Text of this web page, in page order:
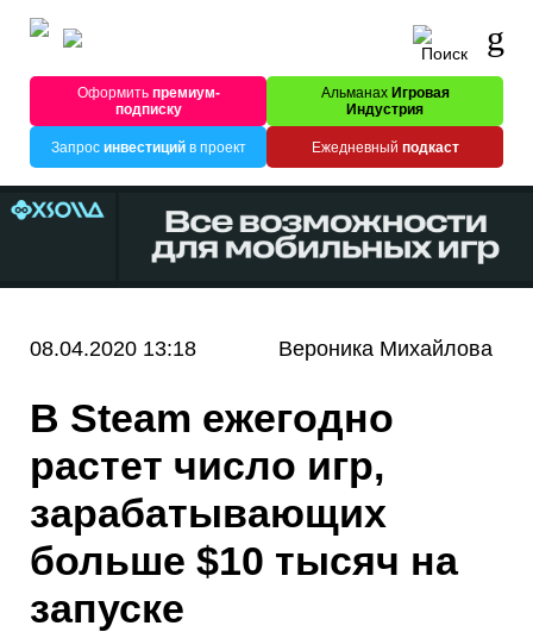
Оформитьпремиум-
подписку
Альманах Игровая
Индустрия
Запрос инвестицийв проект Ежедневный подкаст
08.04.2020 13:18 Вероника Михайлова
В Steam ежегодно
растет число игр,
зарабатывающих
больше $10 тысяч на
запуске